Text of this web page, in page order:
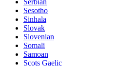
Sesotho
Sinhala
Slovak
Slovenian
Somali
Samoan
Scots Gaelic